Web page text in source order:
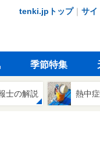
tenki.jpトップ｜ サイ
季節特集
士の解説 熱中